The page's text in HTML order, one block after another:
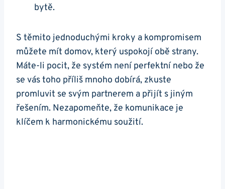
bytě.
S těmito jednoduchými kroky a kompromisem
můžete mít domov, který uspokojí obě strany.
Máte-li pocit, že systém není perfektní nebo že
se vás toho příliš mnoho dobírá, zkuste
promluvit se svým partnerem a přijít s jiným
řešením. Nezapomeňte, že komunikace je
klíčem k harmonickému soužití.